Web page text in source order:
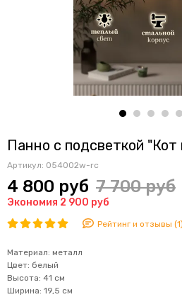
Панно с подсветкой "Кот
Артикул: 054002w-rc
4 800 руб 7 700 руб
Экономия 2 900 руб
Рейтинг и отзывы (1)
Материал: металл
Цвет: белый
Высота: 41 см
Ширина: 19,5 см